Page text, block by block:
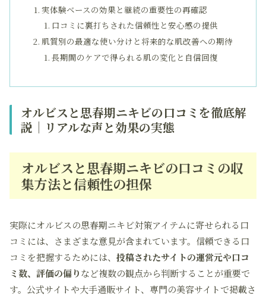
実体験ベースの効果と継続の重要性の再確認
口コミに裏打ちされた信頼性と安心感の提供
肌質別の最適な使い分けと将来的な肌改善への期待
長期間のケアで得られる肌の変化と自信回復
オルビスと思春期ニキビの口コミを徹底解
説｜リアルな声と効果の実態
オルビスと思春期ニキビの口コミの収
集方法と信頼性の担保
実際にオルビスの思春期ニキビ対策アイテムに寄せられる口
コミには、さまざまな意見が含まれています。信頼できる口
コミを把握するためには、 投稿されたサイトの運営元や口コ
ミ数、評価の偏りなど複数の観点から判断することが重要で
す。公式サイトや大手通販サイト、専門の美容サイトで掲載さ